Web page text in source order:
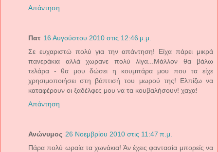
Απάντηση
Πατ 16 Αυγούστου 2010 στις 12:46 μ.μ.
Σε ευχαριστώ πολύ για την απάντηση! Είχα πάρει μικρά
πανεράκια αλλά χωρανε πολύ λίγα...Μάλλον θα βάλω
τελάρα - θα μου δώσει η κουμπάρα μου που τα είχε
χρησιμοποιήσει στη βάπτισή του μωρού της! Ελπίζω να
καταφέρουν οι ξαδέλφες μου να τα κουβαλήσουν! χαχα!
Απάντηση
Ανώνυμος 26 Νοεμβρίου 2010 στις 11:47 π.μ.
Πάρα πολύ ωραία τα χωνάκια! Άν έχεις φαντασία μπορείς να